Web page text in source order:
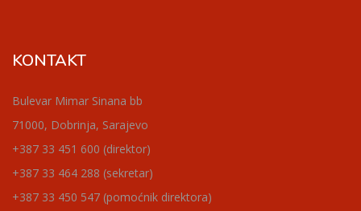
KONTAKT
Bulevar Mimar Sinana bb
71000, Dobrinja, Sarajevo
+387 33 451 600 (direktor)
+387 33 464 288 (sekretar)
+387 33 450 547 (pomoćnik direktora)